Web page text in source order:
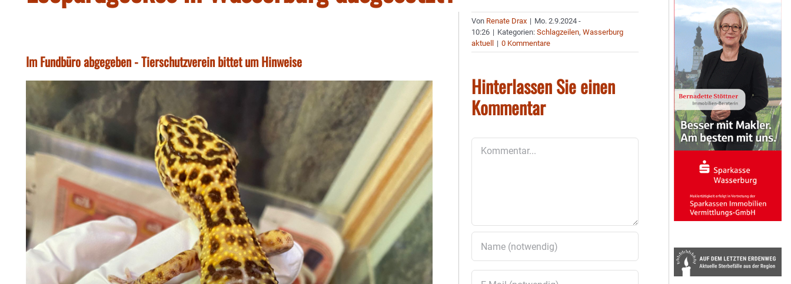
Im Fundbüro abgegeben - Tierschutzverein bittet um Hinweise
Von Renate Drax | Mo. 2.9.2024 -
10:26 | Kategorien:Schlagzeilen,Wasserburg
aktuell
| 0 Kommentare
Hinterlassen Sie einen
Kommentar